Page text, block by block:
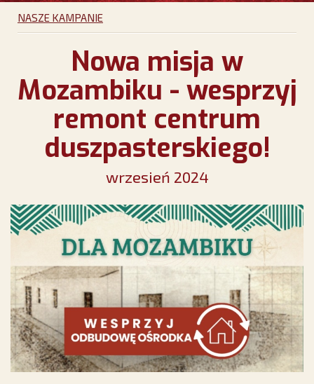
NASZE KAMPANIE
Nowa misja w
Mozambiku - wesprzyj
remont centrum
duszpasterskiego!
wrzesień 2024